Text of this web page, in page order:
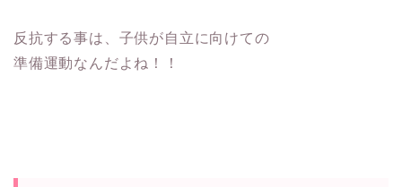
反抗する事は、子供が自立に向けての
準備運動なんだよね！！